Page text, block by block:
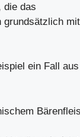
die das
grundsätzlich
ein Fall